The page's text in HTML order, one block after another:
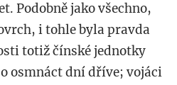
Podobně jako všechno,
i tohle byla pravda
totiž čínské jednotky
osmnáct dní dříve; vojáci